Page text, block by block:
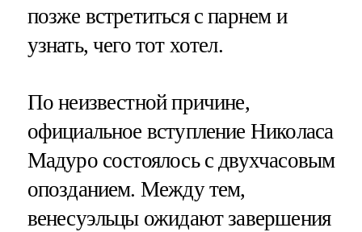
позже встретиться с парнем и
узнать, чего тот хотел.
По неизвестной причине,
официальное вступление Николаса
Мадуро состоялось с двухчасовым
опозданием. Между тем,
венесуэльцы ожидают завершения